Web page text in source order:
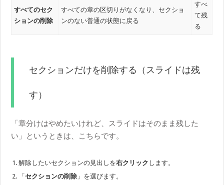
すべてのセク
ションの削除
すべての章の区切りがなくなり、セクショ
ンのない普通の状態に戻る
すべ
て残
る
セクションだけを削除する（スライドは残
す）
「章分けはやめたいけれど、スライドはそのまま残した
い」というときは、こちらです。
解除したいセクションの見出しを右クリック します。
「セクションの削除 」を選びます。